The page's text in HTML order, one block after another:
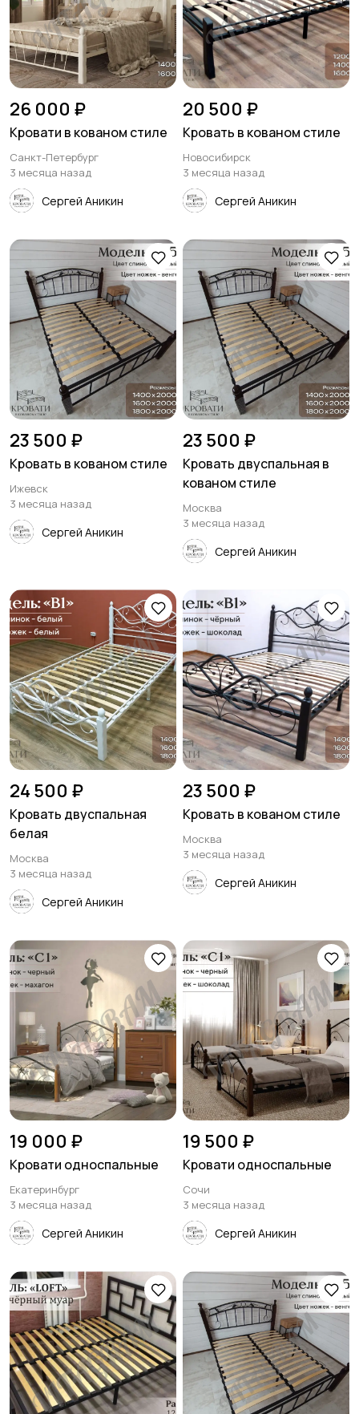
26 000 ₽
Кровати в кованом стиле
Санкт-Петербург
3 месяца назад
Сергей Аникин
20 500 ₽
Кровать в кованом стиле
Новосибирск
3 месяца назад
Сергей Аникин
23 500 ₽
Кровать в кованом стиле
Ижевск
3 месяца назад
Сергей Аникин
23 500 ₽
Кровать двуспальная в
кованом стиле
Москва
3 месяца назад
Сергей Аникин
24 500 ₽
Кровать двуспальная
белая
Москва
3 месяца назад
Сергей Аникин
23 500 ₽
Кровать в кованом стиле
Москва
3 месяца назад
Сергей Аникин
19 000 ₽
Кровати односпальные
Екатеринбург
3 месяца назад
Сергей Аникин
19 500 ₽
Кровати односпальные
Сочи
3 месяца назад
Сергей Аникин